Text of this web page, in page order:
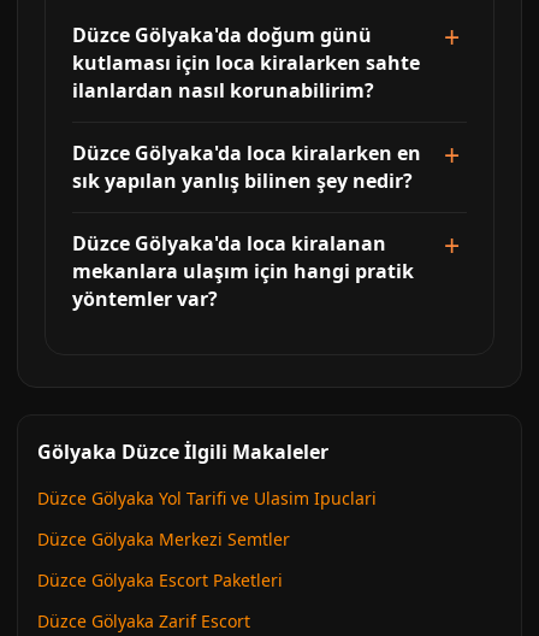
Düzce Gölyaka'da doğum günü
kutlaması için loca kiralarken sahte
ilanlardan nasıl korunabilirim?
Düzce Gölyaka'da loca kiralarken en
sık yapılan yanlış bilinen şey nedir?
Düzce Gölyaka'da loca kiralanan
mekanlara ulaşım için hangi pratik
yöntemler var?
Gölyaka Düzce İlgili Makaleler
Düzce Gölyaka Yol Tarifi ve Ulasim Ipuclari
Düzce Gölyaka Merkezi Semtler
Düzce Gölyaka Escort Paketleri
Düzce Gölyaka Zarif Escort